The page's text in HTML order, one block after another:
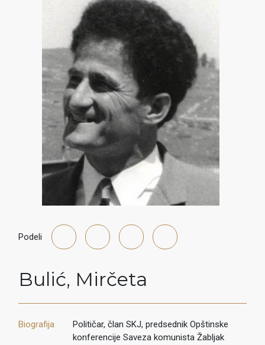
Podeli
Bulić, Mirčeta
Biografija
Političar, član SKJ, predsednik Opštinske
konferencije Saveza komunista Žabljak